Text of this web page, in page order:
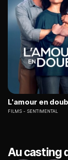
L'amour en
FILMS SENTIMENTAL
Au casting